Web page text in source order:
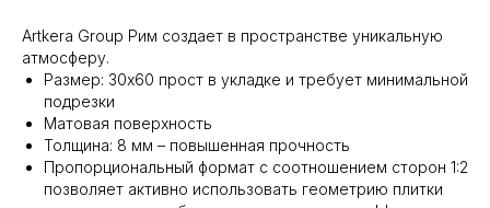
Artkera Group Рим создает в пространстве уникальную
атмосферу.
Размер: 30x60 прост в укладке и требует минимальной
подрезки
Матовая поверхность
Толщина: 8 мм – повышенная прочность
Пропорциональный формат с соотношением сторон 1:2
позволяет активно использовать геометрию плитки